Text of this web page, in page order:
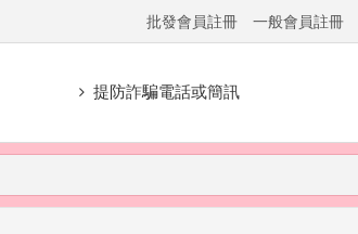
批發會員註冊 一般會員註冊
提防詐騙電話或簡訊